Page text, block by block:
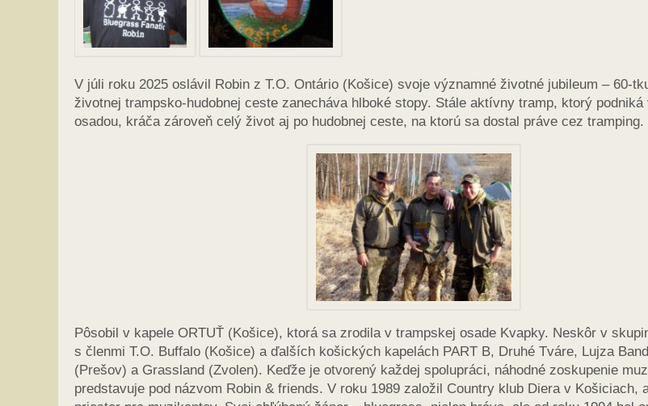
V júli roku 2025 oslávil Robin z T.O. Ontário (Košice) svoje významné životné jubileum – 60-
životnej trampsko-hudobnej ceste zanecháva hlboké stopy. Stále aktívny tramp, ktorý
osadou, kráča zároveň celý život aj po hudobnej ceste, na ktorú sa dostal práve cez tramping.
Pôsobil v kapele ORTUŤ (Košice), ktorá sa zrodila v trampskej osade Kvapky. Neskôr v
s členmi T.O. Buffalo (Košice) a ďalších košických kapelách PART B, Druhé Tváre, Lujza
(Prešov) a Grassland (Zvolen). Keďže je otvorený každej spolupráci, náhodné zoskupenie
predstavuje pod názvom Robin & friends. V roku 1989 založil Country klub Diera v Košiciach,